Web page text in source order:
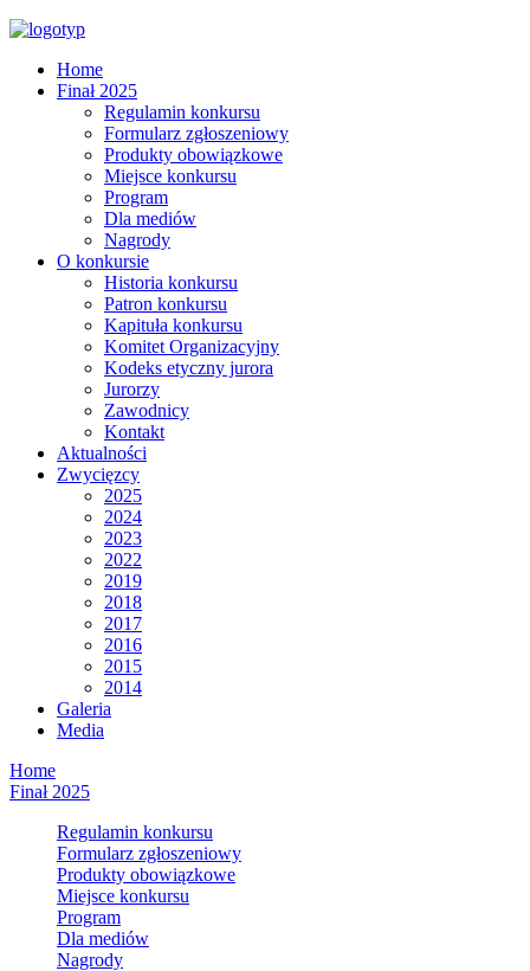
Home
Finał 2025
Regulamin konkursu
Formularz zgłoszeniowy
Produkty obowiązkowe
Miejsce konkursu
Program
Dla mediów
Nagrody
O konkursie
Historia konkursu
Patron konkursu
Kapituła konkursu
Komitet Organizacyjny
Kodeks etyczny jurora
Jurorzy
Zawodnicy
Kontakt
Aktualności
Zwycięzcy
2025
2024
2023
2022
2019
2018
2017
2016
2015
2014
Galeria
Media
Home
Finał 2025
Regulamin konkursu
Formularz zgłoszeniowy
Produkty obowiązkowe
Miejsce konkursu
Program
Dla mediów
Nagrody